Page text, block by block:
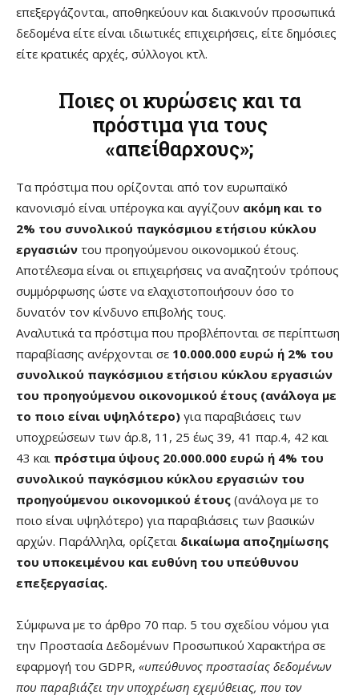
επεξεργάζονται, αποθηκεύουν και διακινούν προσωπικά
δεδομένα είτε είναι ιδιωτικές επιχειρήσεις, είτε δημόσιες
είτε κρατικές αρχές, σύλλογοι κτλ.
Ποιες οι κυρώσεις και τα
πρόστιμα για τους
«απείθαρχους»;
Τα πρόστιμα που ορίζονται από τον ευρωπαϊκό
κανονισμό είναι υπέρογκα και αγγίζουν ακόμη και το
2% του συνολικού παγκόσμιου ετήσιου κύκλου
εργασιών του προηγούμενου οικονομικού έτους.
Αποτέλεσμα είναι οι επιχειρήσεις να αναζητούν τρόπους
συμμόρφωσης ώστε να ελαχιστοποιήσουν όσο το
δυνατόν τον κίνδυνο επιβολής τους.
Αναλυτικά τα πρόστιμα που προβλέπονται σε περίπτωση
παραβίασης ανέρχονται σε 10.000.000 ευρώ ή 2% του
συνολικού παγκόσμιου ετήσιου κύκλου εργασιών
του προηγούμενου οικονομικού έτους (ανάλογα με
το ποιο είναι υψηλότερο) για παραβιάσεις των
υποχρεώσεων των άρ.8, 11, 25 έως 39, 41 παρ.4, 42 και
43 και πρόστιμα ύψους 20.000.000 ευρώ ή 4% του
συνολικού παγκόσμιου κύκλου εργασιών του
προηγούμενου οικονομικού έτους (ανάλογα με το
ποιο είναι υψηλότερο) για παραβιάσεις των βασικών
αρχών. Παράλληλα, ορίζεται δικαίωμα αποζημίωσης
του υποκειμένου και ευθύνη του υπεύθυνου
επεξεργασίας.
Σύμφωνα με το άρθρο 70 παρ. 5 του σχεδίου νόμου για
την Προστασία Δεδομένων Προσωπικού Χαρακτήρα σε
εφαρμογή του GDPR, «υπεύθυνος προστασίας δεδομένων
που παραβιάζει την υποχρέωση εχεμύθειας, που τον